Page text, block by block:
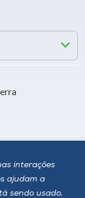
interações
ajudam a
sendo usado,